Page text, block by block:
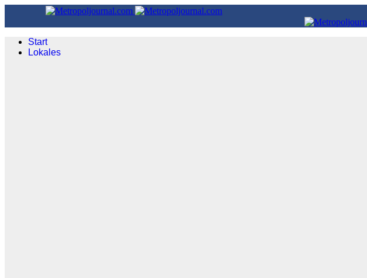
Start
Lokales